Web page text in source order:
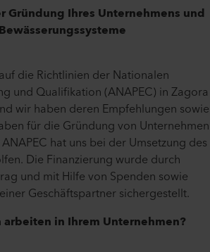
Gründung Ihres Unternehmens und
die Richtlinien der Nationalen
und Qualifikation (ANAPEC) in Zagora
wir haben deren Empfehlungen sowie
für die Gründung von Unternehmen
hat uns bei der Umsetzung des
Die Finanzierung wurde durch
und mit Hilfe von Spenden sowie
Geschäftspartner sichergestellt.
in Ihrem Unternehmen?